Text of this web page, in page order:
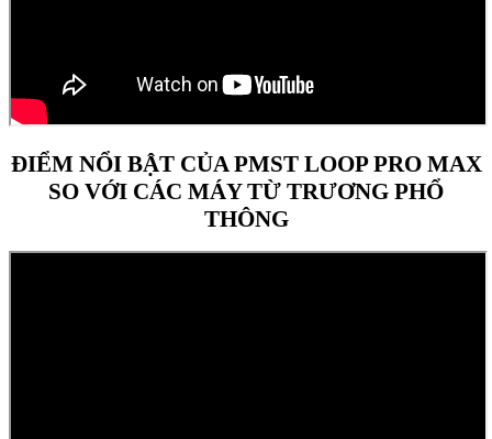
ĐIỂM NỔI BẬT CỦA PMST LOOP PRO MAX
SO VỚI CÁC MÁY TỪ TRƯƠNG PHỔ
THÔNG